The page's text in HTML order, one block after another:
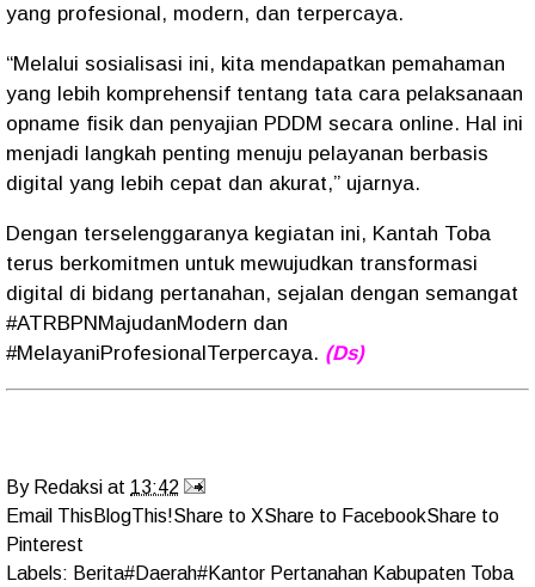
yang profesional, modern, dan terpercaya.
“Melalui sosialisasi ini, kita mendapatkan pemahaman
yang lebih komprehensif tentang tata cara pelaksanaan
opname fisik dan penyajian PDDM secara online. Hal ini
menjadi langkah penting menuju pelayanan berbasis
digital yang lebih cepat dan akurat,” ujarnya.
Dengan terselenggaranya kegiatan ini, Kantah Toba
terus berkomitmen untuk mewujudkan transformasi
digital di bidang pertanahan, sejalan dengan semangat
#ATRBPNMajudanModern dan
#MelayaniProfesionalTerpercaya. (Ds)
By Redaksi at 13:42
Email This BlogThis!Share to XShare to FacebookShare to
Pinterest
Labels: Berita#Daerah#Kantor Pertanahan Kabupaten Toba